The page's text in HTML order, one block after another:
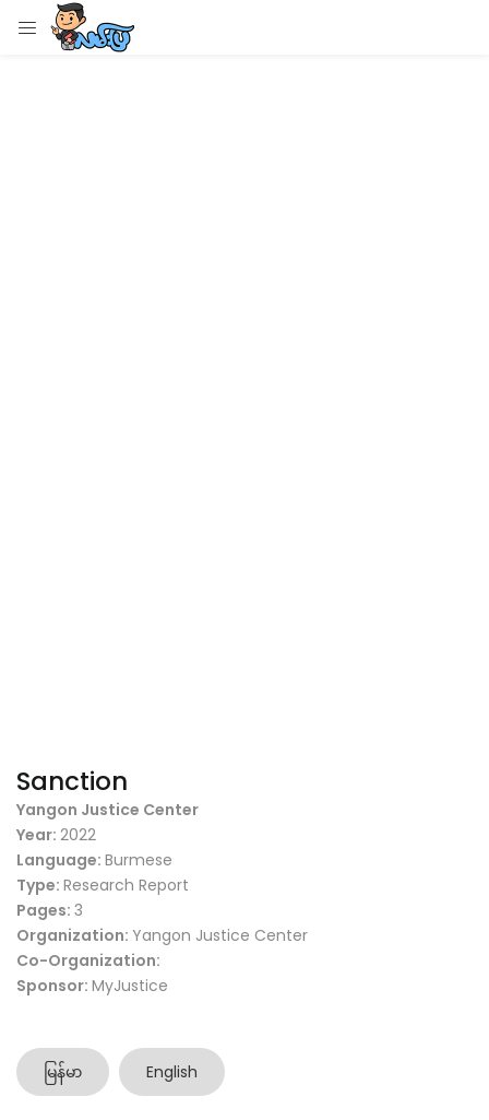
Sanction
Yangon Justice Center
Year: 2022
Language: Burmese
Type: Research Report
Pages: 3
Organization: Yangon Justice Center
Co-Organization:
Sponsor: MyJustice
မြန်မာ English
LOGIN